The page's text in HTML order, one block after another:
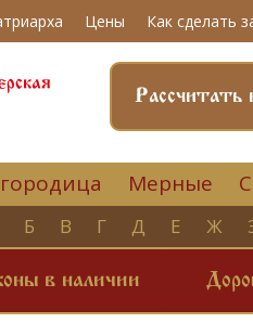
Цены Как сделать
Рассчитать
Мерные
Б В Г Д Е Ж
в наличии